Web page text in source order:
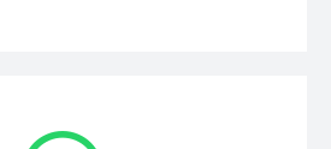
இரண்டு வாரங்களுக்கான கற்பித்தல்